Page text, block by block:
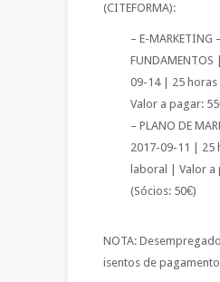
(CITEFORMA):
– E-MARKETING
09-14 | 25 horas
Valor a pagar:
– PLANO DE
2017-09-11 | 25
laboral | Valor a
(Sócios: 50€)
NOTA:
isentos de